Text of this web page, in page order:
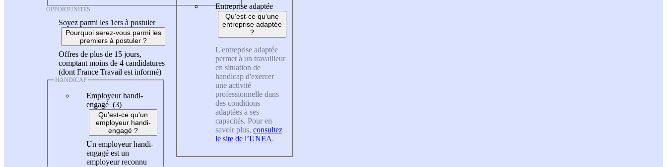
OPPORTUNITÉS
Soyez parmi les 1ers à postuler
Pourquoi serez-vous parmi les
premiers à postuler ?
Offres de plus de 15 jours,
comptant moins de 4 candidatures
(dont France Travail est informé)
HANDICAP
Employeur handi-
engagé (3)
Qu'est-ce qu'un
employeur handi-
engagé ?
Un employeur handi-
engagé est un
employeur reconnu
Entreprise adaptée
Qu'est-ce qu'une
entreprise adaptée
?
L'entreprise adaptée
permet à un travailleur
en situation de
handicap d'exercer
une activité
professionnelle dans
des conditions
adaptées à ses
capacités. Pour en
savoir plus, consultez
le site de l’UNEA.